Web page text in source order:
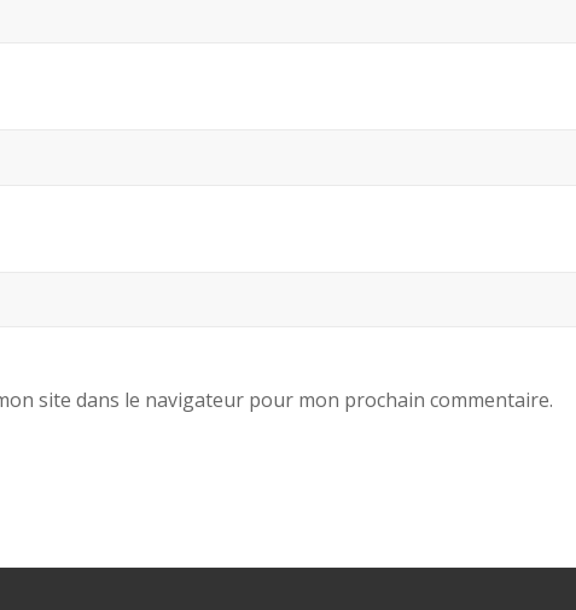
site dans le navigateur pour mon prochain commentaire.